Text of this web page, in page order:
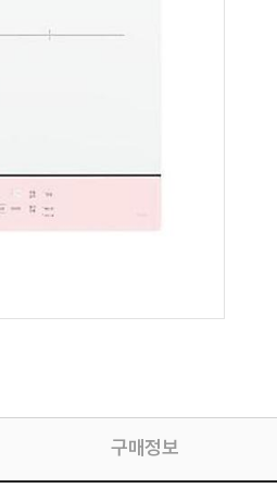
구매정보